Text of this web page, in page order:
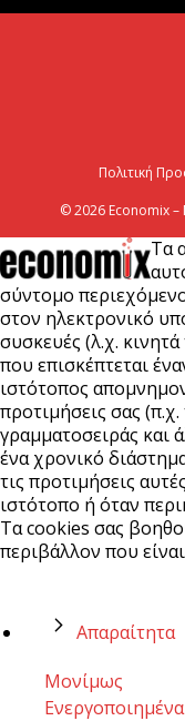
Πολιτική
© 2026 Economix –
Τα
σύντομο
στον ηλεκτρονικό
συσκευές (λ.χ.
που επισκέπτεται
ιστότοπος
προτιμήσεις σας
γραμματοσειράς και
ένα χρονικό
τις προτιμήσεις
ιστότοπο ή όταν
Τα cookies σας
περιβάλλον που
Απαραίτητα
Μονίμως
Ενεργοποιημένα